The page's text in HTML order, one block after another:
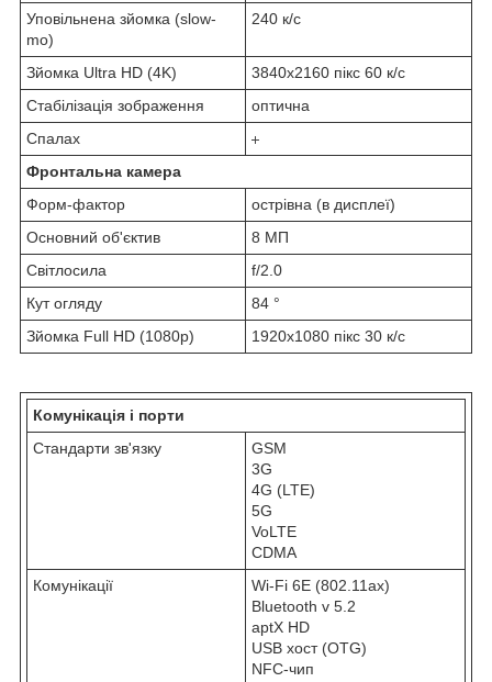
Уповільнена зйомка (slow-
mo)
240 к/с
Зйомка Ultra HD (4K)
3840х2160 пікс 60 к/с
Стабілізація зображення
оптична
Спалах
Фронтальна камера
Форм-фактор
острівна (в дисплеї)
Основний об'єктив
8 МП
Світлосила
f/2.0
Кут огляду
84 °
Зйомка Full HD (1080p)
1920х1080 пікс 30 к/с
Комунікація і порти
Стандарти зв'язку
GSM
3G
4G (LTE)
5G
VoLTE
CDMA
Комунікації
Wi-Fi 6E (802.11ax)
Bluetooth v 5.2
aptX HD
USB хост (OTG)
NFC-чип